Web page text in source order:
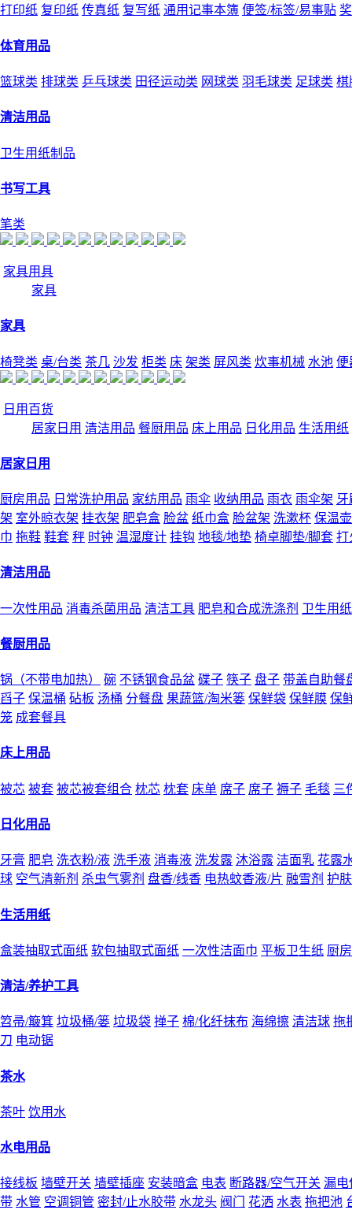
打印纸 复印纸 传真纸 复写纸 通用记事本簿 便签/标签/易事贴
体育用品
篮球类 排球类 乒乓球类 田径运动类 网球类 羽毛球类 足球类 棋
清洁用品
卫生用纸制品
书写工具
笔类
家具用具
家具
家具
椅凳类 桌/台类 茶几 沙发 柜类 床 架类 屏风类 炊事机械 水池 便
日用百货
居家日用 清洁用品 餐厨用品 床上用品 日化用品 生活用纸
居家日用
厨房用品 日常洗护用品 家纺用品 雨伞 收纳用品 雨衣 雨伞架 牙
架 室外晾衣架 挂衣架 肥皂盒 脸盆 纸巾盒 脸盆架 洗漱杯 保温
巾 拖鞋 鞋套 秤 时钟 温湿度计 挂钩 地毯/地垫 椅卓脚垫/脚套 打
清洁用品
一次性用品 消毒杀菌用品 清洁工具 肥皂和合成洗涤剂 卫生用
餐厨用品
锅（不带电加热） 碗 不锈钢食品盆 碟子 筷子 盘子 带盖自助餐
舀子 保温桶 砧板 汤桶 分餐盘 果蔬篮/淘米篓 保鲜袋 保鲜膜 保
笼 成套餐具
床上用品
被芯 被套 被芯被套组合 枕芯 枕套 床单 席子 席子 褥子 毛毯 三
日化用品
牙膏 肥皂 洗衣粉/液 洗手液 消毒液 洗发露 沐浴露 洁面乳 花露
球 空气清新剂 杀虫气雾剂 盘香/线香 电热蚊香液/片 融雪剂 护
生活用纸
盒装抽取式面纸 软包抽取式面纸 一次性洁面巾 平板卫生纸 厨
清洁/养护工具
笤帚/簸箕 垃圾桶/篓 垃圾袋 掸子 棉/化纤抹布 海绵擦 清洁球 拖
刀 电动锯
茶水
茶叶 饮用水
水电用品
接线板 墙壁开关 墙壁插座 安装暗盒 电表 断路器/空气开关 漏电
带 水管 空调铜管 密封/止水胶带 水龙头 阀门 花洒 水表 拖把池